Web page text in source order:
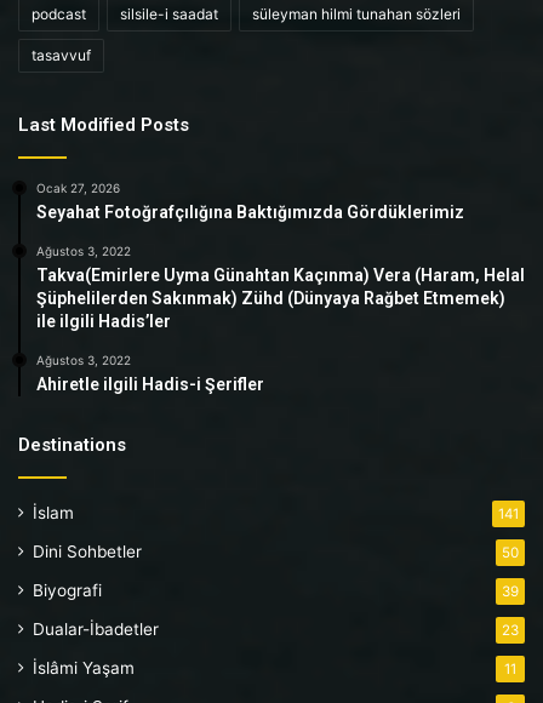
podcast silsile-i saadat süleyman hilmi tunahan sözleri
tasavvuf
Last Modified Posts
Ocak 27, 2026
Seyahat Fotoğrafçılığına Baktığımızda Gördüklerimiz
Ağustos 3, 2022
Takva(Emirlere Uyma Günahtan Kaçınma) Vera (Haram, Helal
Şüphelilerden Sakınmak) Zühd (Dünyaya Rağbet Etmemek)
ile ilgili Hadis’ler
Ağustos 3, 2022
Ahiretle ilgili Hadis-i Şerifler
Destinations
İslam 141
Dini Sohbetler 50
Biyografi 39
Dualar-İbadetler 23
İslâmi Yaşam 11